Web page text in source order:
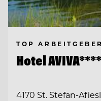
TOP ARBEITGEBER
Hotel
4170 St. Stefan-